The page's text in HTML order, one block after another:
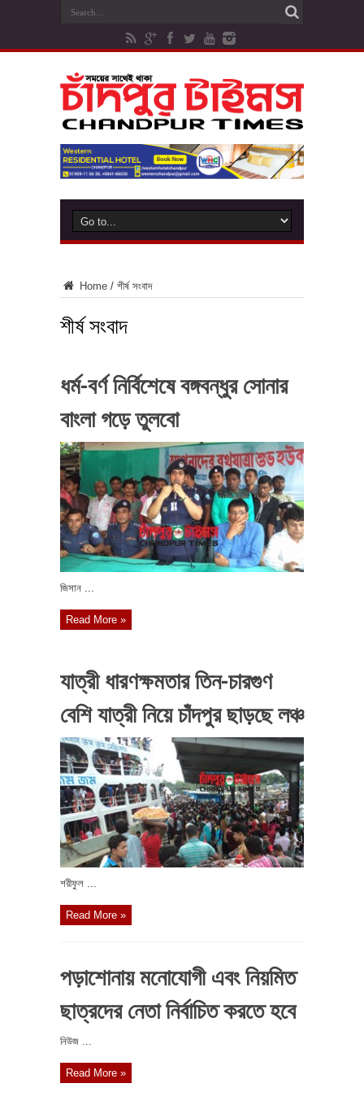
Home / শীর্ষ সংবাদ
শীর্ষ সংবাদ
ধর্ম-বর্ণ নির্বিশেষে বঙ্গবন্ধুর সোনার
বাংলা গড়ে তুলবো
জিসান ...
Read More »
যাত্রী ধারণক্ষমতার তিন-চারগুণ
বেশি যাত্রী নিয়ে চাঁদপুর ছাড়ছে লঞ্চ
শরীফুল ...
Read More »
পড়াশোনায় মনোযোগী এবং নিয়মিত
ছাত্রদের নেতা নির্বাচিত করতে হবে
নিউজ ...
Read More »